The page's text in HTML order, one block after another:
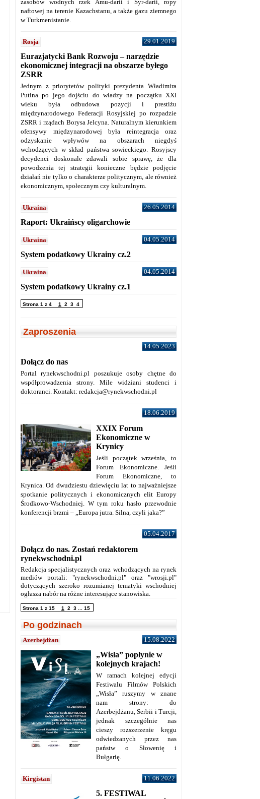
zasobów wodnych rzek Amu-darii i Syr-darii, ropy
naftowej na terenie Kazachstanu, a także gazu ziemnego
w Turkmenistanie.
Rosja 29.01.2019
Eurazjatycki Bank Rozwoju – narzędzie
ekonomicznej integracji na obszarze byłego
ZSRR
Jednym z priorytetów polityki prezydenta Władimira
Putina po jego dojściu do władzy na początku XXI
wieku była odbudowa pozycji i prestiżu
międzynarodowego Federacji Rosyjskiej po rozpadzie
ZSRR i rządach Borysa Jelcyna. Naturalnym kierunkiem
ofensywy międzynarodowej była reintegracja oraz
odzyskanie wpływów na obszarach niegdyś
wchodzących w skład państwa sowieckiego. Rosyjscy
decydenci doskonale zdawali sobie sprawę, że dla
powodzenia tej strategii konieczne będzie podjęcie
działań nie tylko o charakterze politycznym, ale również
ekonomicznym, społecznym czy kulturalnym.
Ukraina 26.05.2014
Raport: Ukraińscy oligarchowie
Ukraina 04.05.2014
System podatkowy Ukrainy cz.2
Ukraina 04.05.2014
System podatkowy Ukrainy cz.1
Strona 1 z 4 1 2 3 4
Zaproszenia
14.05.2023
Dołącz do nas
Portal rynekwschodni.pl poszukuje osoby chętne do
współprowadzenia strony. Mile widziani studenci i
doktoranci. Kontakt: redakcja@rynekwschodni.pl
18.06.2019
XXIX Forum
Ekonomiczne w
Krynicy
Jeśli początek września, to
Forum Ekonomiczne. Jeśli
Forum Ekonomiczne, to
Krynica. Od dwudziestu dziewięciu lat to najważniejsze
spotkanie politycznych i ekonomicznych elit Europy
Środkowo-Wschodniej. W tym roku hasło przewodnie
konferencji brzmi – „Europa jutra. Silna, czyli jaka?”
05.04.2017
Dołącz do nas. Zostań redaktorem
rynekwschodni.pl
Redakcja specjalistycznych oraz wchodzących na rynek
mediów portali: "rynekwschodni.pl" oraz "wrosji.pl"
dotyczących szeroko rozumianej tematyki wschodniej
ogłasza nabór na różne interesujące stanowiska.
Strona 1 z 15 1 2 3 15
Po godzinach
Azerbejdżan 15.08.2022
„Wisła” popłynie w
kolejnych krajach!
W ramach kolejnej edycji
Festiwalu Filmów Polskich
„Wisła” ruszymy w znane
nam strony: do
Azerbejdżanu, Serbii i Turcji,
jednak szczególnie nas
cieszy rozszerzenie kręgu
odwiedzanych przez nas
państw o Słowenię i
Bułgarię.
Kirgistan 11.06.2022
5. FESTIWAL